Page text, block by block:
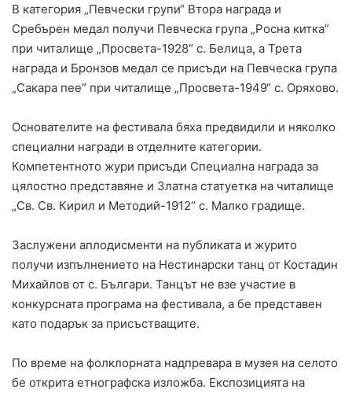
В категория „Певчески групи“ Втора награда и
Сребърен медал получи Певческа група „Росна китка”
при читалище „Просвета-1928“ с. Белица, а Трета
награда и Бронзов медал се присъди на Певческа група
„Сакара пее” при читалище „Просвета-1949“ с. Оряхово.
Основателите на фестивала бяха предвидили и няколко
специални награди в отделните категории.
Компетентното жури присъди Специална награда за
цялостно представяне и Златна статуетка на читалище
„Св. Св. Кирил и Методий-1912“ с. Малко градище.
Заслужени аплодисменти на публиката и журито
получи изпълнението на Нестинарски танц от Костадин
Михайлов от с. Българи. Танцът не взе участие в
конкурсната програма на фестивала, а бе представен
като подарък за присъстващите.
По време на фолклорната надпревара в музея на селото
бе открита етнографска изложба. Експозицията на